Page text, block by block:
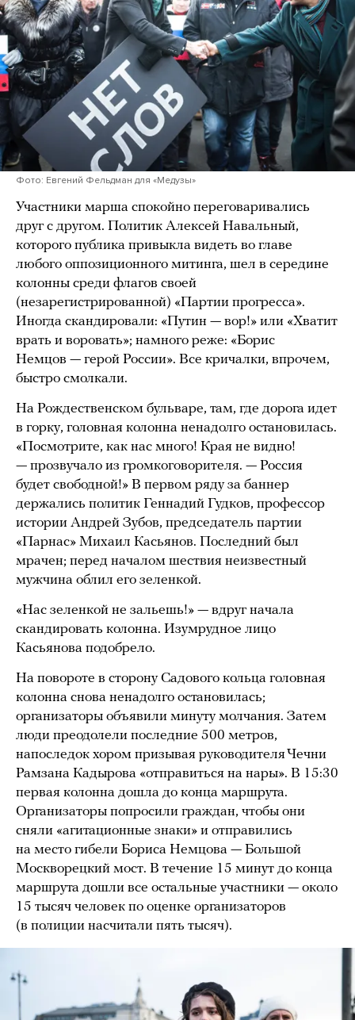
Фото: Евгений Фельдман для «Медузы»
Участники марша спокойно переговаривались
друг с другом. Политик Алексей Навальный,
которого публика привыкла видеть во главе
любого оппозиционного митинга, шел в середине
колонны среди флагов своей
(незарегистрированной) «Партии прогресса».
Иногда скандировали: «Путин — вор!» или «Хватит
врать и воровать»; намного реже: «Борис
Немцов — герой России». Все кричалки, впрочем,
быстро смолкали.
На Рождественском бульваре, там, где дорога идет
в горку, головная колонна ненадолго остановилась.
«Посмотрите, как нас много! Края не видно!
— прозвучало из громкоговорителя. — Россия
будет свободной!» В первом ряду за баннер
держались политик Геннадий Гудков, профессор
истории Андрей Зубов, председатель партии
«Парнас» Михаил Касьянов. Последний был
мрачен; перед началом шествия неизвестный
мужчина облил его зеленкой.
«Нас зеленкой не зальешь!» — вдруг начала
скандировать колонна. Изумрудное лицо
Касьянова подобрело.
На повороте в сторону Садового кольца головная
колонна снова ненадолго остановилась;
организаторы объявили минуту молчания. Затем
люди преодолели последние 500 метров,
напоследок хором призывая руководителя Чечни
Рамзана Кадырова «отправиться на нары». В 15:30
первая колонна дошла до конца маршрута.
Организаторы попросили граждан, чтобы они
сняли «агитационные знаки» и отправились
на место гибели Бориса Немцова — Большой
Москворецкий мост. В течение 15 минут до конца
маршрута дошли все остальные участники — около
15 тысяч человек по оценке организаторов
(в полиции насчитали пять тысяч).